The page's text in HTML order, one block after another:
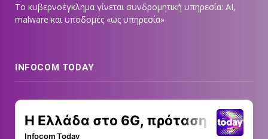
Το κυβερνοέγκλημα γίνεται συνδρομητική υπηρεσία: AI,
malware και υποδομές «ως υπηρεσία»
INFOCOM TODAY